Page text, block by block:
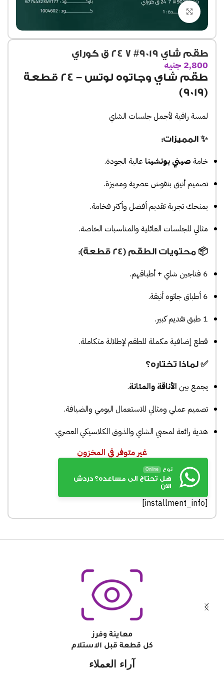
Click to enlarge
طقم شاي 9019# 7 24 ق كوراي
2,800 جنيه
طقم شاي وجاتوه
لوتس – 24 قطعة
(9019)
لمسة راقية لأجمل جلسات الشاي
✨ المميزات:
خامة صيني بونشينا عالية الجودة.
تصميم أنيق بنقوش عصرية ومميزة.
يمنحك تجربة تقديم أفضل وأكثر فخامة.
مثالي للجلسات العائلية والمناسبات الخاصة.
📦 محتويات الطقم (24 قطعة):
6 فناجين شاي + أطباقهم.
6 أطباق جاتوه أنيقة.
1 طبق تقديم كبير.
قطع إضافية مكملة للطقم لإطلالة متكاملة.
✅ لماذا تختاره؟
يجمع بين الأناقة والمتانة.
تصميم عملي ومثالي للاستعمال اليومي والضيافة.
هدية رائعة لمحبي الشاي والذوق الكلاسيكي العصري.
غير متوفر في المخزون
نوح Online
هل تحتاج الى مساعده؟ دردش
الان
[installment_info]
معاينة وفرز
كل قطعة قبل الاستلام
آراء العملاء